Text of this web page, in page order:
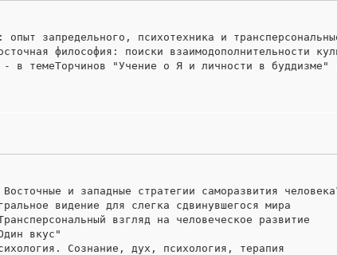
запредельного, психотехника и
философия: поиски взаимодополнительности
- в темеТорчинов "Учение о Я и личности в буддизме"
и западные стратегии саморазвития
видение для слегка сдвинувшегося мира
взгляд на человеческое развитие
вкус"
Сознание, дух, психология, терапия